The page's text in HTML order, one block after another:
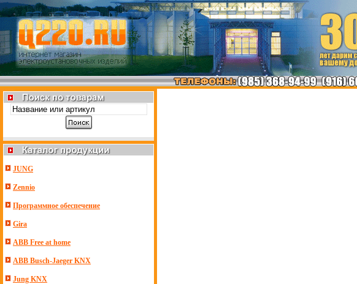
JUNG
Zennio
Программное обеспечение
Gira
ABB Free at home
ABB Busch-Jaeger KNX
Jung KNX